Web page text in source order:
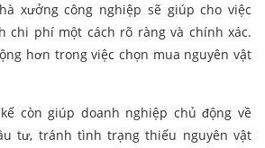
xưởng công nghiệp sẽ giúp cho việc
chi phí một cách rõ ràng và chính xác.
hơn trong việc chọn mua nguyên vật
còn giúp doanh nghiệp chủ động về
tư, tránh tình trạng thiếu nguyên vật